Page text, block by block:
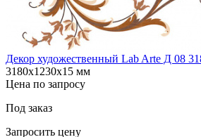
Декор художественный Lab Arte Д 08
3180х1230х15 мм
Цена по запросу
Под заказ
Запросить цену